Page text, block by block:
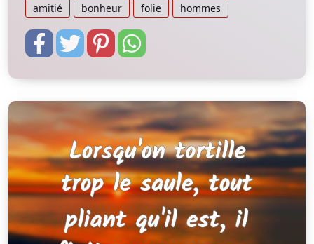
amitié bonheur folie hommes